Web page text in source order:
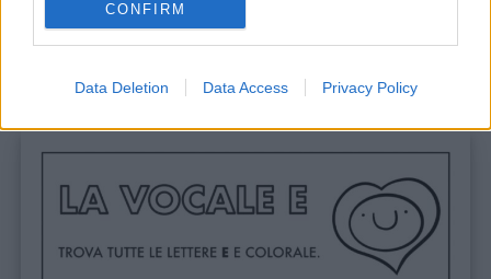
CONFIRM
Data Deletion Data Access Privacy Policy